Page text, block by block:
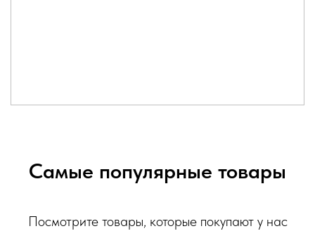
Самые популярные товары
Посмотрите товары, которые покупают у нас